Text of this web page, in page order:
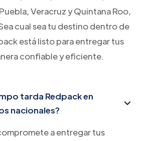
Veracruz y Quintana Roo,
cual sea tu destino dentro de
está listo para entregar tus
confiable y eficiente.
tarda Redpack en
nacionales?
a entregar tus